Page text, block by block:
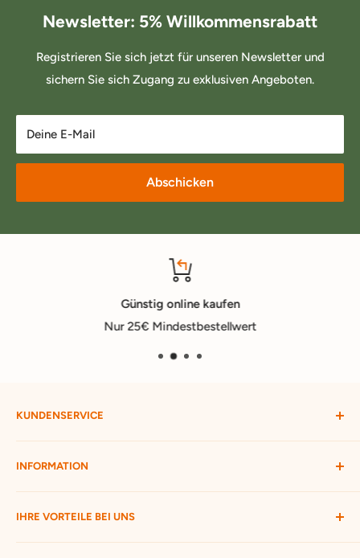
Newsletter: 5% Willkommensrabatt
Registrieren Sie sich jetzt für unseren Newsletter und
sichern Sie sich Zugang zu exklusiven Angeboten.
Deine E-Mail
Abschicken
Günstig online kaufen
Nur 25€ Mindestbestellwert
KUNDENSERVICE
Mein Konto
Widerruf starten
Bestellung verfolgen
Passwort vergessen
Kontakt
INFORMATION
Versandbedingungen
Ratgeber
Hofmax stellt sich vor
IHRE VORTEILE BEI UNS
ca. 3.500 Produkte zur Auswahl